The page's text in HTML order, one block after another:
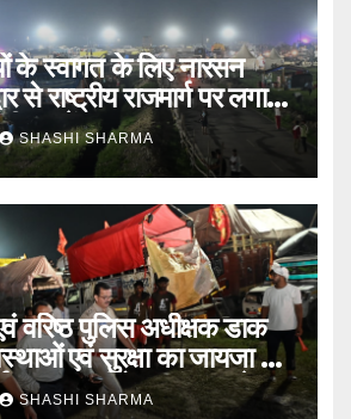
के स्वागत के लिए नारसन
से राष्ट्रीय राजमार्ग पर लगाई
लाइटें
SHASHI SHARMA
वरिष्ठ पुलिस अधीक्षक डाक
एवं सुरक्षा का जायजा लेने
स्थल जीरो ग्राउंड पर देर
SHASHI SHARMA